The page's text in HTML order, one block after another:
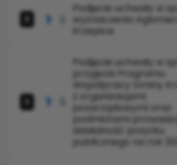
Podjęcie uchwały w sprawie
wyznaczenia
Krzepice
Podjęcie uchwały w
przyjęcia Programu
Współpracy Gminy
z organizacjami
pozarządowymi oraz
podmiotami
działalność pożytku
publicznego na rok